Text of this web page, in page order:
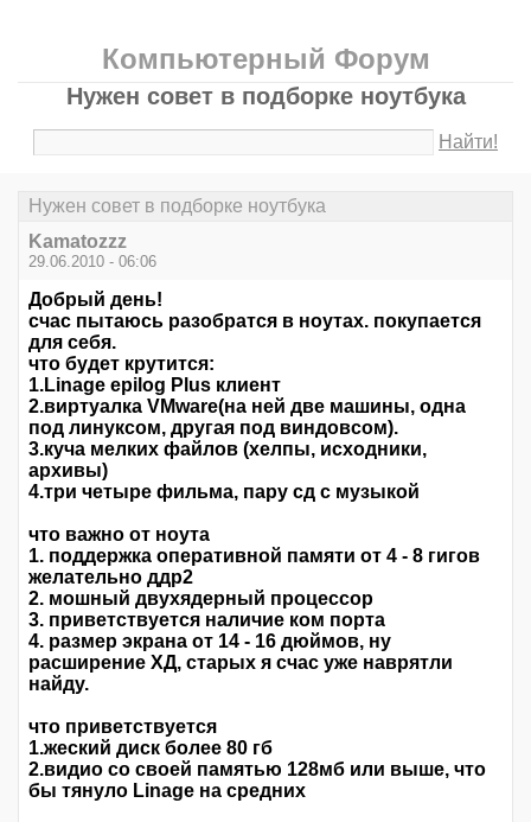
Компьютерный Форум
Нужен совет в подборке ноутбука
Найти!
Нужен совет в подборке ноутбука
Kamatozzz
29.06.2010 - 06:06
Добрый день!
счас пытаюсь разобратся в ноутах. покупается
для себя.
что будет крутится:
1.Linage epilog Plus клиент
2.виртуалка VMware(на ней две машины, одна
под линуксом, другая под виндовсом).
3.куча мелких файлов (хелпы, исходники,
архивы)
4.три четыре фильма, пару сд с музыкой
что важно от ноута
1. поддержка оперативной памяти от 4 - 8 гигов
желательно ддр2
2. мошный двухядерный процессор
3. приветствуется наличие ком порта
4. размер экрана от 14 - 16 дюймов, ну
расширение ХД, старых я счас уже наврятли
найду.
что приветствуется
1.жеский диск более 80 гб
2.видио со своей памятью 128мб или выше, что
бы тянуло Linage на средних